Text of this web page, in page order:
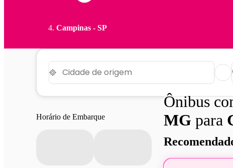
Campinas - SP
Horário de Embarque
Ônibus
MG para